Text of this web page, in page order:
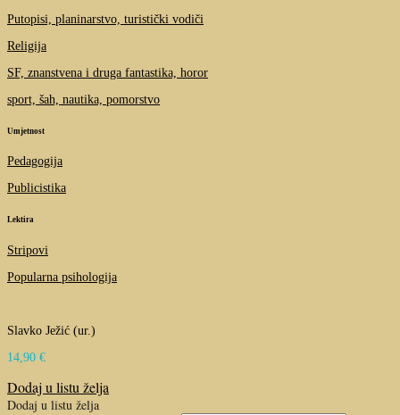
Putopisi, planinarstvo, turistički vodiči
Religija
SF, znanstvena i druga fantastika, horor
sport, šah, nautika, pomorstvo
Umjetnost
Pedagogija
Publicistika
Lektira
Stripovi
Popularna psihologija
Slavko Ježić (ur.)
14,90 €
Dodaj u listu želja
Dodaj u listu želja